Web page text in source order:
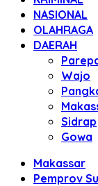
NASIONAL
OLAHRAGA
DAERAH
Wajo
Sidrap
Gowa
Makassar
Pemprov